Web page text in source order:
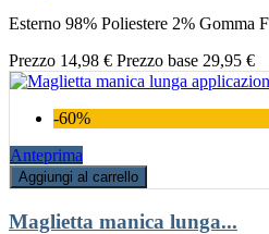
Esterno 98% Poliestere 2% Gomma
Prezzo 14,98 € Prezzo base 29,95 €
-60%
Anteprima
Aggiungi al carrello
Maglietta manica lunga...